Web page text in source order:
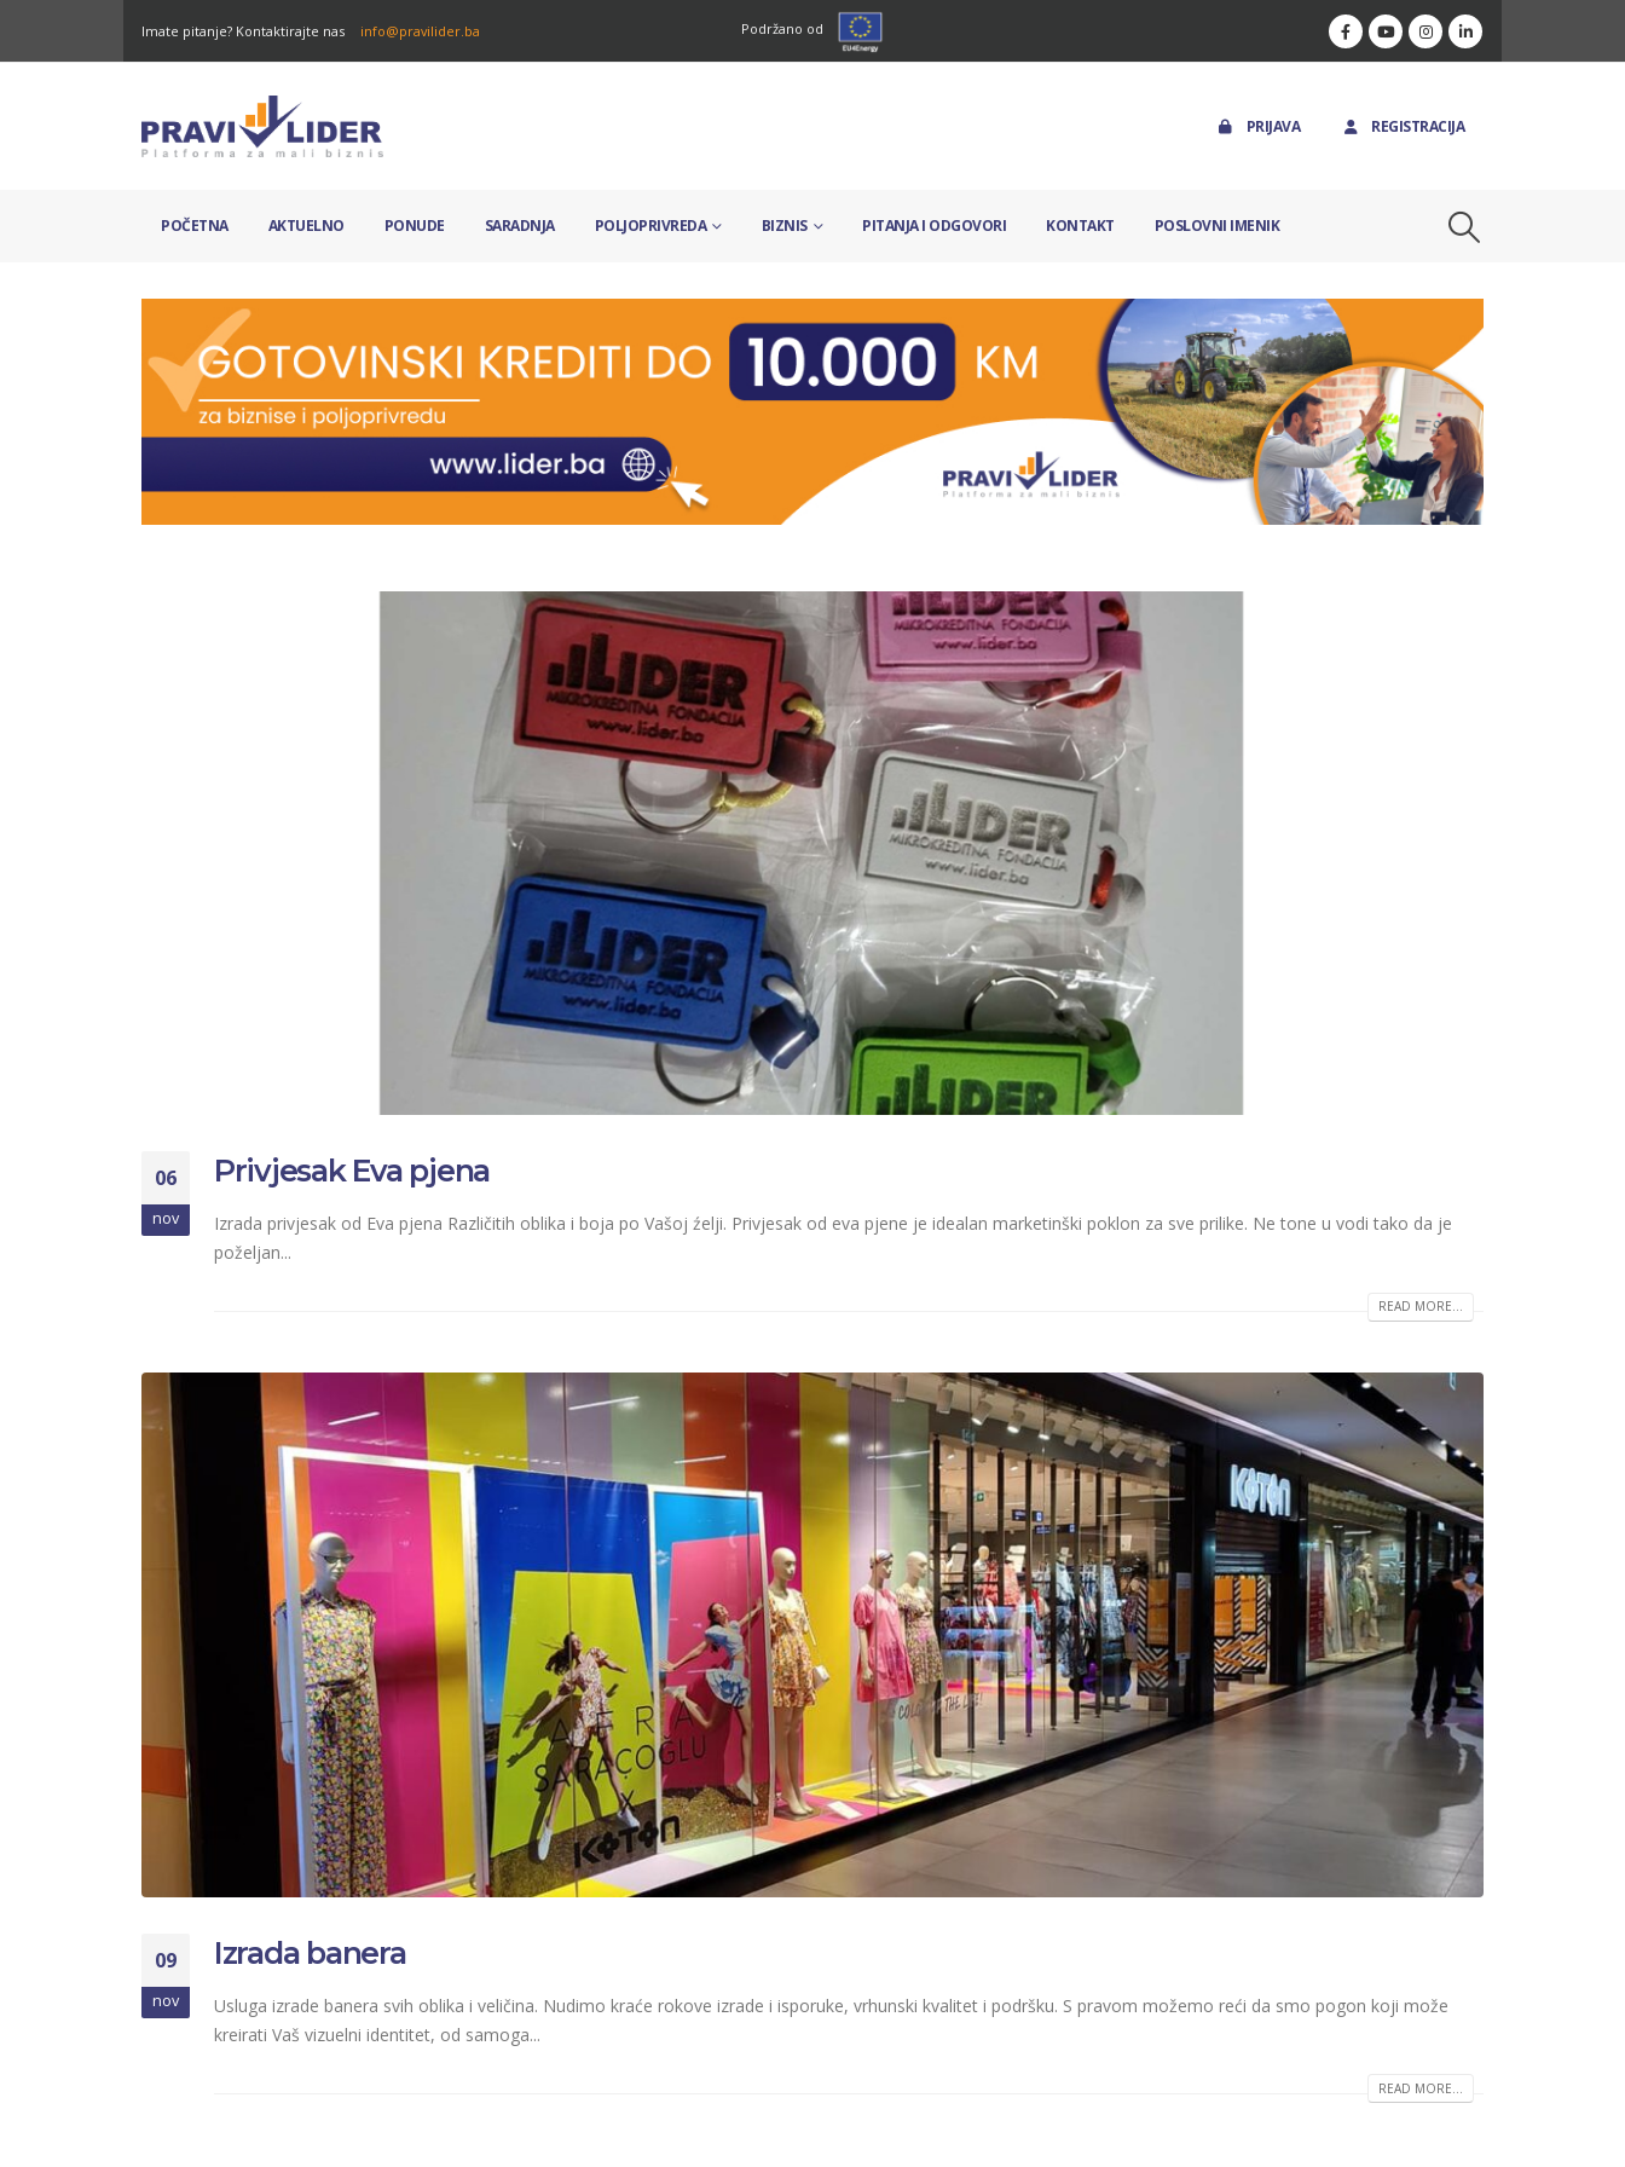
Imate pitanje? Kontaktirajte nas info@pravilider.ba Podržano od
PRIJAVA REGISTRACIJA
POČETNA AKTUELNO PONUDE SARADNJA POLJOPRIVREDA BIZNIS PITANJA I ODGOVORI KONTAKT POSLOVNI IMENIK
06
nov
Privjesak Eva pjena
Izrada privjesak od Eva pjena Različitih oblika i boja po Vašoj źelji. Privjesak od eva pjene je idealan marketinški poklon za sve prilike. Ne tone u vodi tako da je
poželjan...
READ MORE...
09
nov
Izrada banera
Usluga izrade banera svih oblika i veličina. Nudimo kraće rokove izrade i isporuke, vrhunski kvalitet i podršku. S pravom možemo reći da smo pogon koji može
kreirati Vaš vizuelni identitet, od samoga...
READ MORE...